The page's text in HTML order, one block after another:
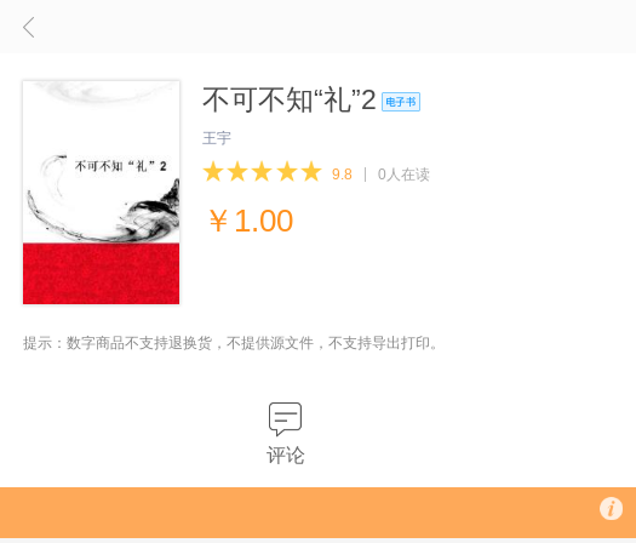
不可不知“礼”2
王宇
9.8 0人在读
￥ 1.00
提示：数字商品不支持退换货，不提供源文件，不支持导出打印。
评论